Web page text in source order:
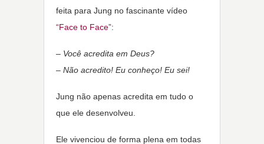
feita para Jung no fascinante vídeo
“Face to Face”:
– Você acredita em Deus?
– Não acredito! Eu conheço! Eu sei!
Jung não apenas acredita em tudo o
que ele desenvolveu.
Ele vivenciou de forma plena em todas